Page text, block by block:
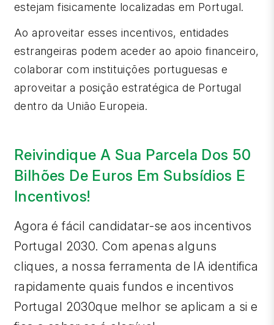
estejam fisicamente localizadas em Portugal.
Ao aproveitar esses incentivos, entidades
estrangeiras podem aceder ao apoio financeiro,
colaborar com instituições portuguesas e
aproveitar a posição estratégica de Portugal
dentro da União Europeia.
Reivindique A Sua Parcela Dos 50
Bilhões De Euros Em Subsídios E
Incentivos!
Agora é fácil candidatar-se aos incentivos
Portugal 2030. Com apenas alguns
cliques, a nossa ferramenta de IA identifica
rapidamente quais fundos e incentivos
Portugal 2030que melhor se aplicam a si e